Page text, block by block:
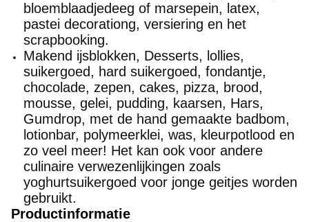
bloemblaadjedeeg of marsepein, latex,
pastei decorationg, versiering en het
scrapbooking.
Makend ijsblokken, Desserts, lollies,
suikergoed, hard suikergoed, fondantje,
chocolade, zepen, cakes, pizza, brood,
mousse, gelei, pudding, kaarsen, Hars,
Gumdrop, met de hand gemaakte badbom,
lotionbar, polymeerklei, was, kleurpotlood en
zo veel meer! Het kan ook voor andere
culinaire verwezenlijkingen zoals
yoghurtsuikergoed voor jonge geitjes worden
gebruikt.
Productinformatie